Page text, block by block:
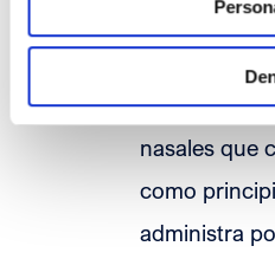
las fosas
Hay
nasales que
como
administra